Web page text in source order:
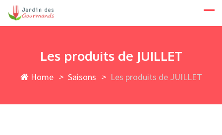
Skip
Les produits de JUILLET
Home > Saisons > Les produits de JUILLET